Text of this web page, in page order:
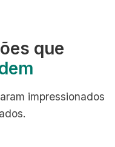
que
impressionados